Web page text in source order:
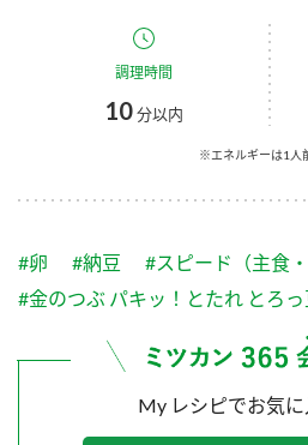
スープ
ふりかけ
炊き込みご飯の素
お酢ドリンク
つゆ
納豆のサイト
三ツ判山吹
企業理念
ミツカンの歴史
ミツカンを知る
環境への取り組み
MIM（ミツカンミュー
お客様相談センター
お客様の声をいかしました
販売終了製品のご案内
調理時間
10分以内
※エネルギーは1人
#卵 #納豆
#スピード（主食・
#金のつぶ パキッ！とたれ とろっ
My レシピでお気